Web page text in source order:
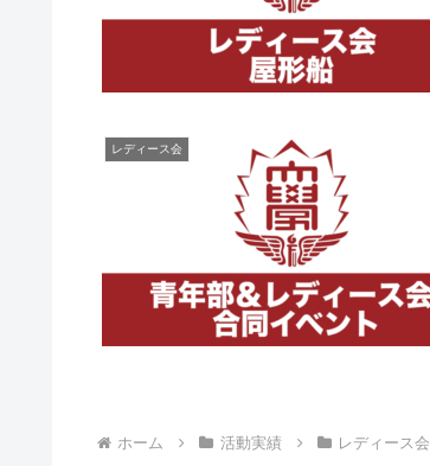
レディース会
ホーム 活動実績 レディース会